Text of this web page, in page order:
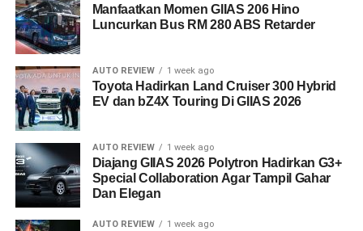
Manfaatkan Momen GIIAS 206 Hino
Luncurkan Bus RM 280 ABS Retarder
AUTO REVIEW 1 week ago
Toyota Hadirkan Land Cruiser 300 Hybrid
EV dan bZ4X Touring Di GIIAS 2026
AUTO REVIEW 1 week ago
Diajang GIIAS 2026 Polytron Hadirkan G3+
Special Collaboration Agar Tampil Gahar
Dan Elegan
AUTO REVIEW 1 week ago